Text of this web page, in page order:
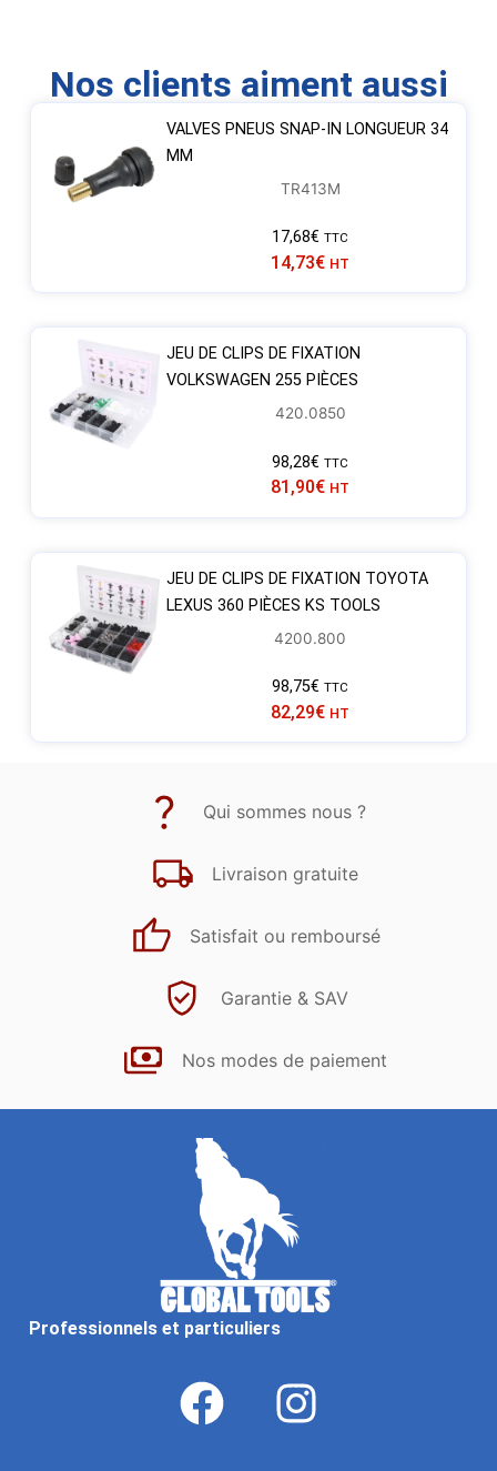
Nos clients aiment aussi
VALVES PNEUS SNAP-IN LONGUEUR 34
MM
TR413M
17,68€ TTC
14,73€ HT
JEU DE CLIPS DE FIXATION
VOLKSWAGEN 255 PIÈCES
420.0850
98,28€ TTC
81,90€ HT
JEU DE CLIPS DE FIXATION TOYOTA
LEXUS 360 PIÈCES KS TOOLS
4200.800
98,75€ TTC
82,29€ HT
Qui sommes nous ?
Livraison gratuite
Satisfait ou remboursé
Garantie & SAV
Nos modes de paiement
Professionnels et particuliers